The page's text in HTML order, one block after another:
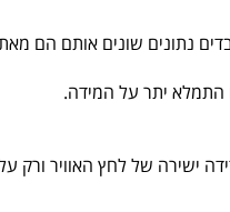
נתונים שונים אותם הם
התמלא יתר על המידה.
ישירה של לחץ האוויר ורק